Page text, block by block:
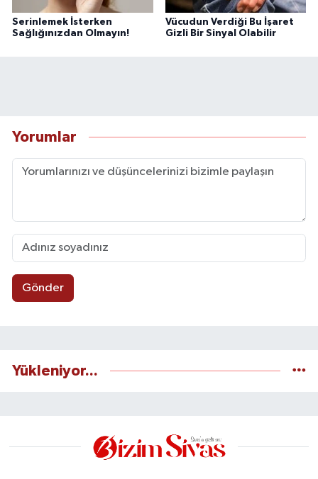
Serinlemek İsterken
Sağlığınızdan Olmayın!
Vücudun Verdiği Bu İşaret
Gizli Bir Sinyal Olabilir
Yorumlar
Gönder
Yükleniyor...